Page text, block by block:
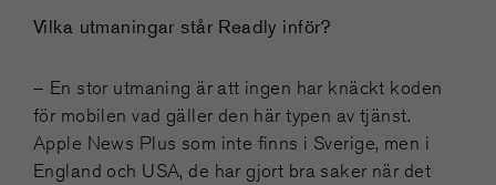
Vilka utmaningar står Readly inför?
– En stor utmaning är att ingen har knäckt koden
för mobilen vad gäller den här typen av tjänst.
Apple News Plus som inte finns i Sverige, men i
England och USA, de har gjort bra saker när det